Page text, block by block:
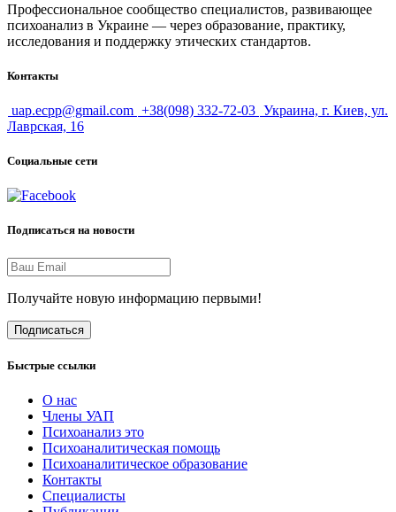
Профессиональное сообщество специалистов, развивающее
психоанализ в Украине — через образование, практику,
исследования и поддержку этических стандартов.
Контакты
uap.ecpp@gmail.com +38(098) 332-72-03 Украина, г. Киев, ул.
Лаврская, 16
Социальные сети
Подписаться на новости
Получайте новую информацию первыми!
Подписаться
Быстрые ссылки
О нас
Члены УАП
Психоанализ это
Психоаналитическая помощь
Психоаналитическое образование
Контакты
Специалисты